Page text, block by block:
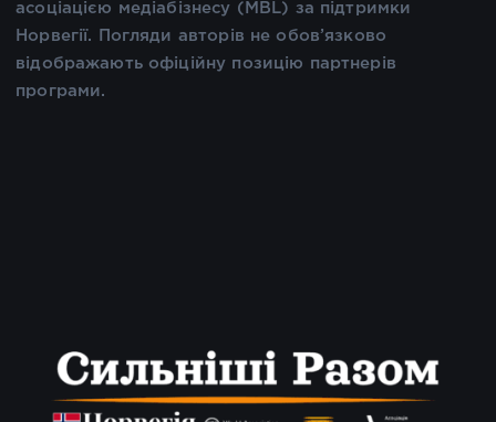
асоціацією медіабізнесу (MBL) за підтримки
Норвегії. Погляди авторів не обов’язково
відображають офіційну позицію партнерів
програми.